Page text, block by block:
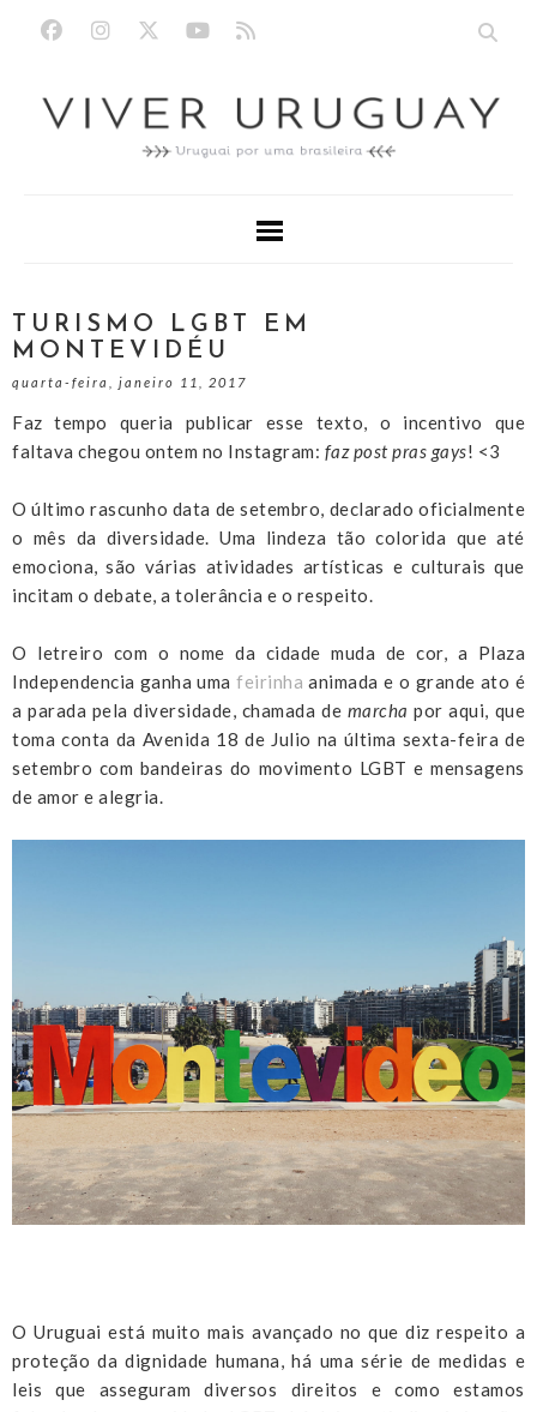
TURISMO LGBT EM
MONTEVIDÉU
quarta-feira, janeiro 11, 2017
Faz tempo queria publicar esse texto, o incentivo que
faltava chegou ontem no Instagram: faz post pras gays! <3
O último rascunho data de setembro, declarado oficialmente
o mês da diversidade. Uma lindeza tão colorida que até
emociona, são várias atividades artísticas e culturais que
incitam o debate, a tolerância e o respeito.
O letreiro com o nome da cidade muda de cor, a Plaza
Independencia ganha umafeirinha animada e o grande ato é
a parada pela diversidade, chamada de marcha por aqui, que
toma conta da Avenida 18 de Julio na última sexta-feira de
setembro com bandeiras do movimento LGBT e mensagens
de amor e alegria.
O Uruguai está muito mais avançado no que diz respeito a
proteção da dignidade humana, há uma série de medidas e
leis que asseguram diversos direitos e como estamos